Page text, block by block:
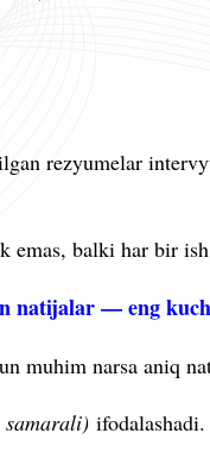
rezyumelar
balki har bir
natijalar — eng
muhim narsa aniq
samarali)